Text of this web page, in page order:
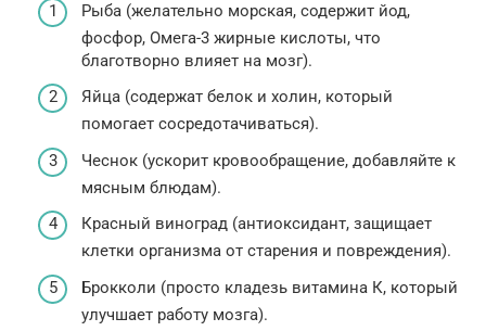
Рыба (желательно морская, содержит йод,
фосфор, Омега-3 жирные кислоты, что
благотворно влияет на мозг).
Яйца (содержат белок и холин, который
помогает сосредотачиваться).
Чеснок (ускорит кровообращение, добавляйте к
мясным блюдам).
Красный виноград (антиоксидант, защищает
клетки организма от старения и повреждения).
Брокколи (просто кладезь витамина К, который
улучшает работу мозга).